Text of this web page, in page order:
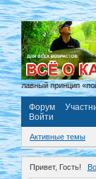
главный принцип
Форум
Войти
Активные темы
Привет, Гость!